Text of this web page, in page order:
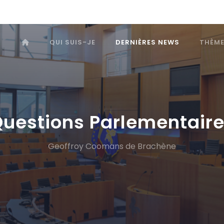
QUI SUIS-JE DERNIÈRES NEWS
Geoffroy Coomans de Brachène